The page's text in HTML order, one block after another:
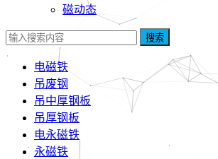
磁动态
搜索
电磁铁
吊废钢
吊中厚钢板
吊厚钢板
电永磁铁
永磁铁